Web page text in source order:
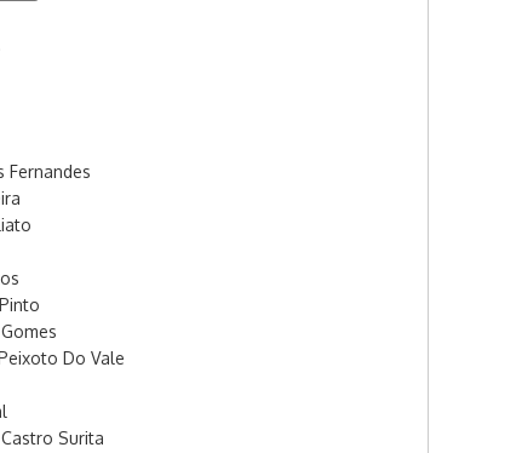
Fernandes
Do Vale
Surita